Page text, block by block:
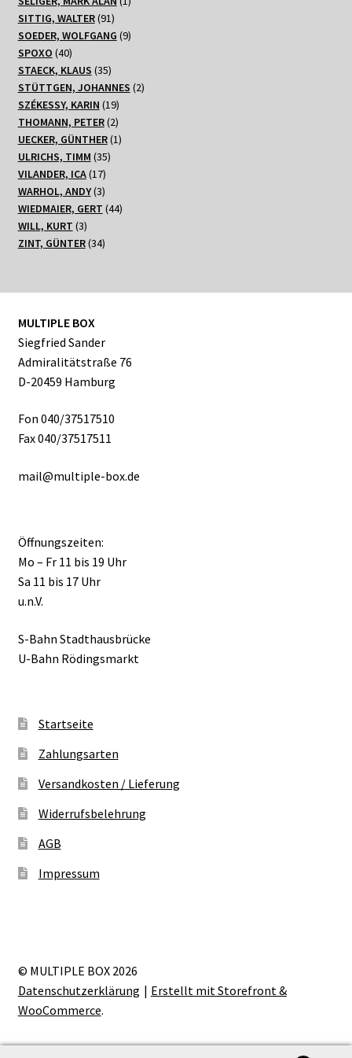
SITTIG, WALTER 9191
Produkte
SOEDER, WOLFGANG 99
SPOXO 4040
Produkte
STAECK, KLAUS 3535
Produkte
STÜTTGEN, JOHANNES 22
SZÉKESSY, KARIN 1919
Produkte
THOMANN, PETER 22
Produkte
UECKER, GÜNTHER 11
ULRICHS, TIMM 3535
VILANDER, ICA 1717
Produkte
WARHOL, ANDY 33
Produkte
WIEDMAIER, GERT 4444
WILL, KURT 33
Produkte
ZINT, GÜNTER 3434
MULTIPLE BOX
Siegfried Sander
Admiralitätstraße 76
D-20459 Hamburg
Fon 040/37517510
Fax 040/37517511
mail@multiple-box.de
Öffnungszeiten:
Mo – Fr 11 bis 19 Uhr
Sa 11 bis 17 Uhr
u.n.V.
S-Bahn Stadthausbrücke
U-Bahn Rödingsmarkt
Startseite
Zahlungsarten
Versandkosten / Lieferung
Widerrufsbelehrung
AGB
Impressum
© MULTIPLE BOX 2026
Datenschutzerklärung
Erstellt mit Storefront &
WooCommerce.